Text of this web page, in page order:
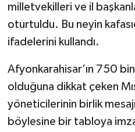
milletvekilleri ve il
oturtuldu. Bu neyin
ifadelerini kullandı.
Afyonkarahisar’ın 750
olduğuna dikkat çeken
yöneticilerinin birlik
böylesine bir tabloya imza